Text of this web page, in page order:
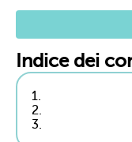
Indice dei
1.
2.
3.